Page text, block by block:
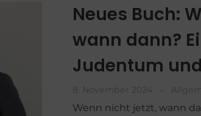
Neues Buch:
wann dann?
Judentum
8. November 2024
Wenn nicht jetzt, wann